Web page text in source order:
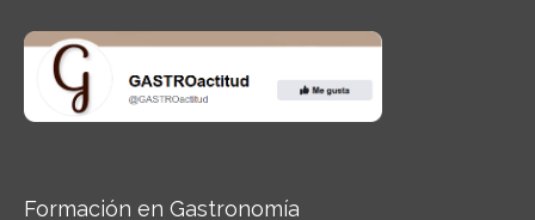
Formación en Gastronomía